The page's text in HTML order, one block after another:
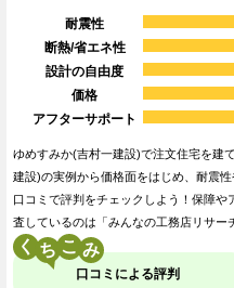
耐震性
断熱/省エネ性
設計の自由度
価格
アフターサポート
ゆめすみか(吉村一建設)で注文住宅を建
建設)の実例から価格面をはじめ、耐震
口コミで評判をチェックしよう！保障
査しているのは「みんなの工務店リサー
く こ
口コミによる評判